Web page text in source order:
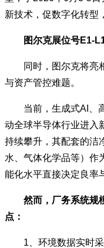
新技术，促数字化转型
图尔克展位号E1-
同时，图尔克将亮相
与资产管控难题。
当前，生成式AI、高
动全球半导体行业进入
持续攀升，其配套的洁
水、气体化学品等）作
能化水平直接决定良率
然而，厂务系统规
点：
1、环境数据实时采